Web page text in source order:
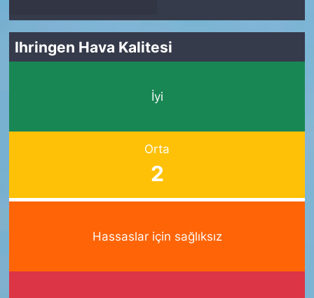
Ihringen Hava Kalitesi
İyi
Orta
2
Hassaslar için sağlıksız